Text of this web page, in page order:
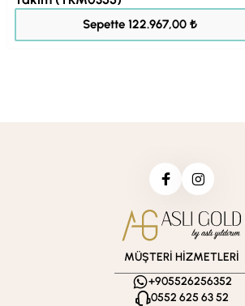
Sepette 122.967,00 ₺
MÜŞTERİ HİZMETLERİ
+905526256352
0552 625 63 52